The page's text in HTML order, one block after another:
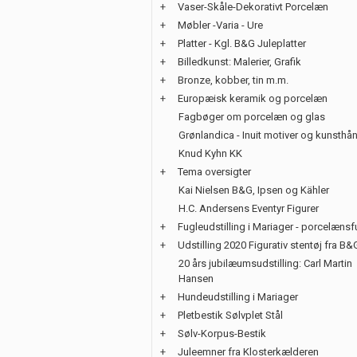
+
Vaser-Skåle-Dekorativt Porcelæn
+
Møbler -Varia - Ure
+
Platter - Kgl. B&G Juleplatter
+
Billedkunst: Malerier, Grafik
+
Bronze, kobber, tin m.m.
+
Europæisk keramik og porcelæn
Fagbøger om porcelæn og glas
Grønlandica - Inuit motiver og
Knud Kyhn KK
+
Tema oversigter
Kai Nielsen B&G, Ipsen og Kähler
H.C. Andersens Eventyr Figurer
+
Fugleudstilling i Mariager -
+
Udstilling 2020 Figurativ stentøj fra
20 års jubilæumsudstilling: Carl Martin
Hansen
+
Hundeudstilling i Mariager
+
Pletbestik Sølvplet Stål
+
Sølv-Korpus-Bestik
+
Juleemner fra Klosterkælderen